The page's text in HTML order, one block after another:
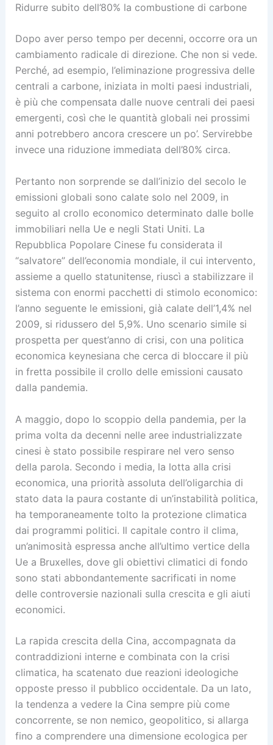
Ridurre subito dell’80% la combustione di carbone
Dopo aver perso tempo per decenni, occorre ora un
cambiamento radicale di direzione. Che non si vede.
Perché, ad esempio, l’eliminazione progressiva delle
centrali a carbone, iniziata in molti paesi industriali,
è più che compensata dalle nuove centrali dei paesi
emergenti, così che le quantità globali nei prossimi
anni potrebbero ancora crescere un po’. Servirebbe
invece una riduzione immediata dell’80% circa.
Pertanto non sorprende se dall’inizio del secolo le
emissioni globali sono calate solo nel 2009, in
seguito al crollo economico determinato dalle bolle
immobiliari nella Ue e negli Stati Uniti. La
Repubblica Popolare Cinese fu considerata il
“salvatore” dell’economia mondiale, il cui intervento,
assieme a quello statunitense, riuscì a stabilizzare il
sistema con enormi pacchetti di stimolo economico:
l’anno seguente le emissioni, già calate dell’1,4% nel
2009, si ridussero del 5,9%. Uno scenario simile si
prospetta per quest’anno di crisi, con una politica
economica keynesiana che cerca di bloccare il più
in fretta possibile il crollo delle emissioni causato
dalla pandemia.
A maggio, dopo lo scoppio della pandemia, per la
prima volta da decenni nelle aree industrializzate
cinesi è stato possibile respirare nel vero senso
della parola. Secondo i media, la lotta alla crisi
economica, una priorità assoluta dell’oligarchia di
stato data la paura costante di un’instabilità politica,
ha temporaneamente tolto la protezione climatica
dai programmi politici. Il capitale contro il clima,
un’animosità espressa anche all’ultimo vertice della
Ue a Bruxelles, dove gli obiettivi climatici di fondo
sono stati abbondantemente sacrificati in nome
delle controversie nazionali sulla crescita e gli aiuti
economici.
La rapida crescita della Cina, accompagnata da
contraddizioni interne e combinata con la crisi
climatica, ha scatenato due reazioni ideologiche
opposte presso il pubblico occidentale. Da un lato,
la tendenza a vedere la Cina sempre più come
concorrente, se non nemico, geopolitico, si allarga
fino a comprendere una dimensione ecologica per